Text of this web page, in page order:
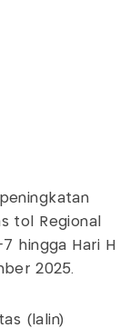
tol Regional
hingga Hari H
2025.
(lalin)